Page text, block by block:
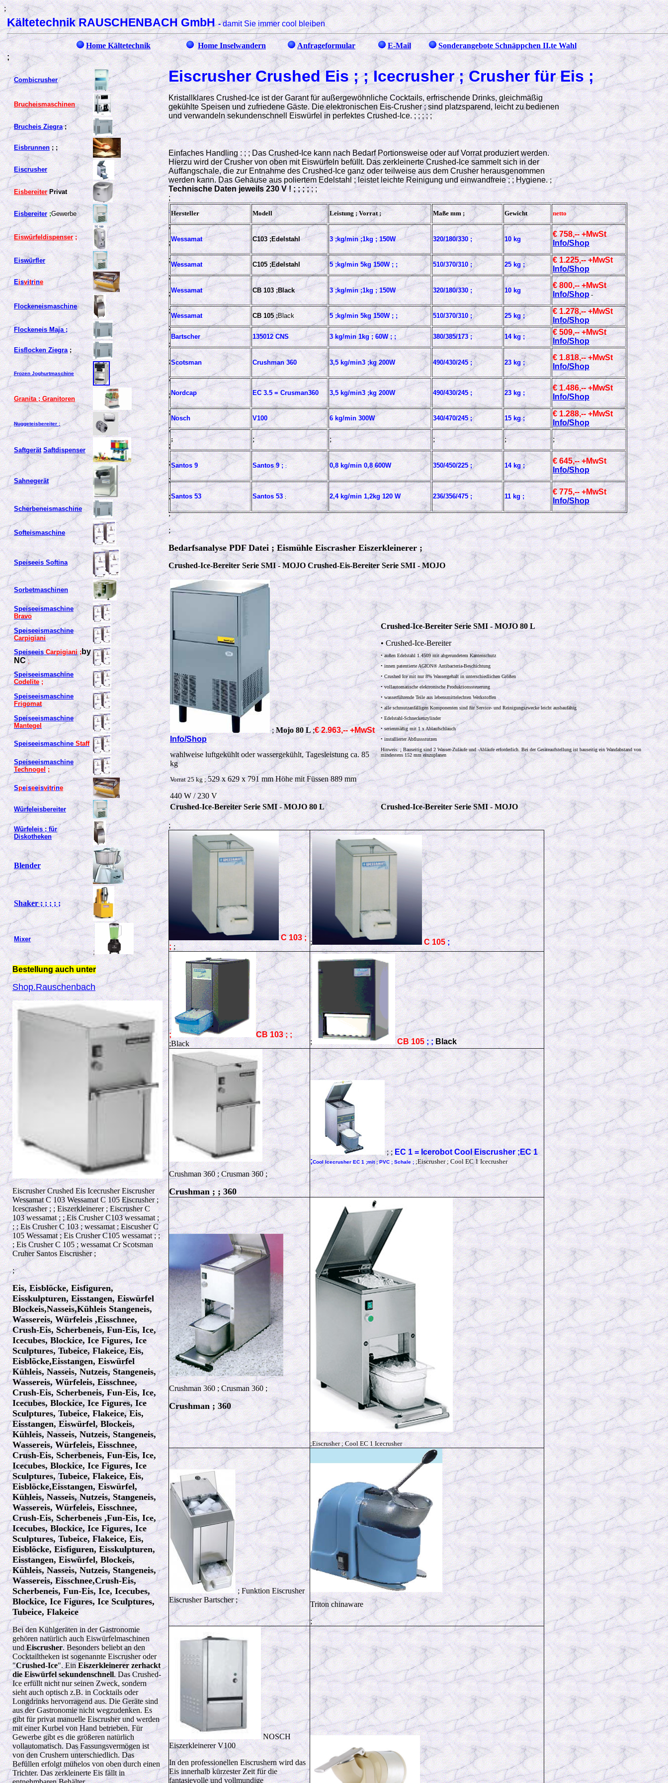
;
Kältetechnik RAUSCHENBACH GmbH-damit Sie immer cool bleiben
Home Kältetechnik Home Inselwandern Anfrageformular E-Mail
Sonderangebote Schnäppchen II.te Wahl
;
Combicrusher
Brucheismaschinen
Brucheis Ziegra;
Eisbrunnen; ;
Eiscrusher
EisbereiterPrivat
Eisbereiter;Gewerbe
Eiswürfeldispenser;
Eiswürfler
Eisvitrine
Flockeneismaschine
Flockeneis Maja ;
Eisflocken Ziegra;
Frozen Joghurtmaschine
Granita ; Granitoren
Nuggeteisbereiter ;
Saftgerät Saftdispenser
Sahnegerät
Scherbeneismaschine
Softeismaschine
Speiseeis Softina
Sorbetmaschinen
Speiseeismaschine
Bravo
Speiseeismaschine
Carpigiani
SpeiseeisCarpigiani;by
NC;
Speiseeismaschine
Codelite;
Speiseeismaschine
Frigomat
Speiseeismaschine
Mantegel
SpeiseeismaschineStaff
Speiseeismaschine
Technogel;
Speiseeisvitrine
Würfeleisbereiter
Würfeleis ; für
Diskotheken
Blender
Shaker ; ; ; ; ;
Mixer
;
Bestellung auch unter
Shop.Rauschenbach
Eiscrusher Crushed Eis Icecrusher Eiscrusher
Wessamat C 103 Wessamat C 105 Eiscrusher ;
Icescrasher ; ; Eiszerkleinerer ; Eiscrusher C
103 wessamat ; ; Eis Crusher C103 wessamat ;
; ; Eis Crusher C 103 ; wessamat ; Eiscusher C
105 Wessamat ; Eis Crusher C105 wessamat ; ;
; Eis Crusher C 105 ; wessamat Cr Scotsman
Cruher Santos Eiscrusher ;
;
Eis, Eisblöcke, Eisfiguren,
Eisskulpturen, Eisstangen, Eiswürfel
Blockeis,Nasseis,Kühleis Stangeneis,
Wassereis, Würfeleis ,Eisschnee,
Crush-Eis, Scherbeneis, Fun-Eis, Ice,
Icecubes, Blockice, Ice Figures, Ice
Sculptures, Tubeice, Flakeice, Eis,
Eisblöcke,Eisstangen, Eiswürfel
Kühleis, Nasseis, Nutzeis, Stangeneis,
Wassereis, Würfeleis, Eisschnee,
Crush-Eis, Scherbeneis, Fun-Eis, Ice,
Icecubes, Blockice, Ice Figures, Ice
Sculptures, Tubeice, Flakeice, Eis,
Eisstangen, Eiswürfel, Blockeis,
Kühleis, Nasseis, Nutzeis, Stangeneis,
Wassereis, Würfeleis, Eisschnee,
Crush-Eis, Scherbeneis, Fun-Eis, Ice,
Icecubes, Blockice, Ice Figures, Ice
Sculptures, Tubeice, Flakeice, Eis,
Eisblöcke,Eisstangen, Eiswürfel,
Kühleis, Nasseis, Nutzeis, Stangeneis,
Wassereis, Würfeleis, Eisschnee,
Crush-Eis, Scherbeneis ,Fun-Eis, Ice,
Icecubes, Blockice, Ice Figures, Ice
Sculptures, Tubeice, Flakeice, Eis,
Eisblöcke, Eisfiguren, Eisskulpturen,
Eisstangen, Eiswürfel, Blockeis,
Kühleis, Nasseis, Nutzeis, Stangeneis,
Wassereis, Eisschnee,Crush-Eis,
Scherbeneis, Fun-Eis, Ice, Icecubes,
Blockice, Ice Figures, Ice Sculptures,
Tubeice, Flakeice
Bei den Kühlgeräten in der Gastronomie
gehören natürlich auch Eiswürfelmaschinen
undEiscrusher. Besonders beliebt an den
Cocktailtheken ist sogenannte Eiscrusher oder
"Crushed-Ice". EinEiszerkleinerer zerhackt
die Eiswürfel sekundenschnell. Das Crushed-
Ice erfüllt nicht nur seinen Zweck, sondern
sieht auch optisch z.B. in Cocktails oder
Longdrinks hervorragend aus. Die Geräte sind
aus der Gastronomie nicht wegzudenken. Es
gibt für privat manuelle Eiscrusher und werden
mit einer Kurbel von Hand betrieben. Für
Gewerbe gibt es die größeren natürlich
vollautomatisch. Das Fassungsvermögen ist
von den Crushern unterschiedlich. Das
Befüllen erfolgt mühelos von oben durch einen
Trichter. Das zerkleinerte Eis fällt in
Eiscrusher Crushed Eis ; ; Icecrusher ; Crusher für Eis ;
Kristallklares Crushed-Ice ist der Garant für außergewöhnliche Cocktails, erfrischende Drinks, gleichmäßig
gekühlte Speisen und zufriedene Gäste. Die elektronischen Eis-Crusher ; sind platzsparend, leicht zu bedienen
und verwandeln sekundenschnell Eiswürfel in perfektes Crushed-Ice. ; ; ; ; ;
Einfaches Handling : ; ; Das Crushed-Ice kann nach Bedarf Portionsweise oder auf Vorrat produziert werden.
Hierzu wird der Crusher von oben mit Eiswürfeln befüllt. Das zerkleinerte Crushed-Ice sammelt sich in der
Auffangschale, die zur Entnahme des Crushed-Ice ganz oder teilweise aus dem Crusher herausgenommen
werden kann. Das Gehäuse aus poliertem Edelstahl ; leistet leichte Reinigung und einwandfreie ; ; Hygiene.;
Technische Daten jeweils 230 V ! ; ; ; ;; ;
;
Hersteller Modell Leistung ; Vorrat ; Maße mm ; Gewicht netto
Wessamat C103 ;Edelstahl 3 ;kg/min ;1kg ; 150W 320/180/330 ; 10 kg
€ 758,-- +MwSt
Info/Shop
Wessamat C105 ;Edelstahl 5 ;kg/min 5kg 150W ; ; 510/370/310 ; 25 kg ;
€ 1.225,-- +MwSt
Info/Shop
Wessamat CB 103 ;Black 3 ;kg/min ;1kg ; 150W 320/180/330 ; 10 kg
€ 800,-- +MwSt
Info/Shop -
Wessamat CB 105 ;Black 5 ;kg/min 5kg 150W ; ; 510/370/310 ; 25 kg ;
€ 1.278,-- +MwSt
Info/Shop
Bartscher 135012 CNS 3 kg/min 1kg ; 60W ; ; 380/385/173 ; 14 kg ;
€ 509,-- +MwSt
Info/Shop
Scotsman Crushman 360 3,5 kg/min3 ;kg 200W 490/430/245 ; 23 kg ;
€ 1.818,-- +MwSt
Info/Shop
Nordcap EC 3.5 = Crusman360 3,5 kg/min3 ;kg 200W 490/430/245 ; 23 kg ;
€ 1.486,-- +MwSt
Info/Shop
Nosch V100 6 kg/min 300W 340/470/245 ; 15 kg ;
€ 1.288,-- +MwSt
Info/Shop
; ; ; ; ; ;
Santos 9 Santos 9 ;; 0,8 kg/min 0,8 600W 350/450/225 ; 14 kg ;
€ 645,-- +MwSt
Info/Shop
Santos 53 Santos 53; 2,4 kg/min 1,2kg 120 W 236/356/475 ; 11 kg ;
€ 775,-- +MwSt
Info/Shop
;
;
;
;
;
;
;
;
;
;
;
;
;
;
;
;
;
;
;
;
Bedarfsanalyse PDF Datei ; Eismühle Eiscrasher Eiszerkleinerer ;
Crushed-Ice-Bereiter Serie SMI - MOJOCrushed-Eis-Bereiter Serie SMI - MOJO
;Mojo 80 L;€ 2.963,-- +MwSt
Info/Shop
wahlweise luftgekühlt oder wassergekühlt, Tagesleistung ca. 85
kg
Vorrat 25 kg ;529 x 629 x 791 mm Höhe mit Füssen 889 mm
440 W / 230 V
Crushed-Ice-Bereiter Serie SMI - MOJO 80 L
• Crushed-Ice-Bereiter
• außen Edelstahl 1.4509 mit abgerundetem Kantenschutz
• innen patentierte AGION® Antibacteria-Beschichtung
• Crushed Ice mit nur 8% Wassergehalt in unterschiedlichen Größen
• vollautomatische elektronische Produktionssteuerung
• wasserführende Teile aus lebensmittelechten Werkstoffen
• alle schmutzanfälligen Komponenten sind für Service- und Reinigungszwecke leicht ausbaufähig
• Edelstahl-Schneckenzylinder
• serienmäßig mit 1 x Ablaufschlauch
• installierter Abflussstutzen
Hinweis: ; Bauseitig sind 2 Wasser-Zuläufe und -Abläufe erforderlich. Bei der Geräteaufstellung ist bauseitig ein Wandabstand von
mindestens 152 mm einzuplanen
Crushed-Ice-Bereiter Serie SMI - MOJO 80 L Crushed-Ice-Bereiter Serie SMI - MOJO
;
C 103 ;
;;
; C 105;
; CB 103 ;;
;Black
; CB 105; ;Black
Crushman 360 ; Crusman 360 ;
Crushman ; ; 360
; ;EC 1 = Icerobot Cool Eiscrusher ;EC 1
;Cool IcecrusherEC 1 ;mit ; PVC ; Schale ;;Eiscrusher ; Cool EC 1 Icecrusher
Crushman 360 ; Crusman 360 ;
Crushman ; 360
;Eiscrusher ; Cool EC 1 Icecrusher
; Funktion Eiscrusher
Eiscrusher Bartscher ;
Triton chinaware
;
NOSCH
Eiszerkleinerer V100
In den professionellen Eiscrushern wird das
Eis innerhalb kürzester Zeit für die
fantasievolle und vollmundige